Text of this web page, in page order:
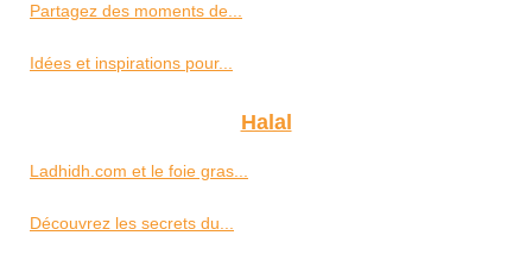
Partagez des moments de...
Idées et inspirations pour...
Halal
Ladhidh.com et le foie gras...
Découvrez les secrets du...